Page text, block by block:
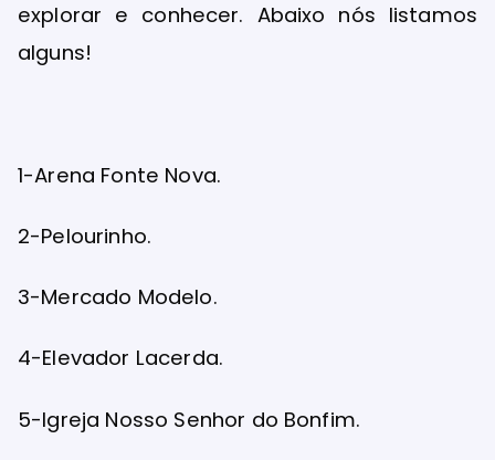
explorar e conhecer. Abaixo nós listamos
alguns!
1-Arena Fonte Nova.
2-Pelourinho.
3-Mercado Modelo.
4-Elevador Lacerda.
5-Igreja Nosso Senhor do Bonfim.